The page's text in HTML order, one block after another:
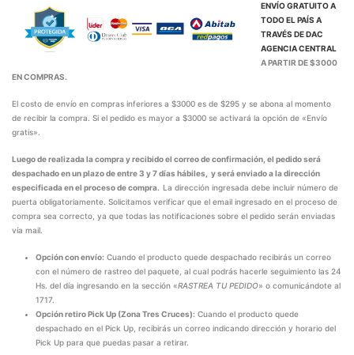
ENVÍO GRATUITO A
TODO EL PAÍS A
TRAVÉS DEDAC
AGENCIA CENTRAL
A PARTIR DE $3000
EN COMPRAS.
El costo de envío en compras inferiores a $3000 es de $295 y se abona al momento
de recibir la compra. Si el pedido es mayor a $3000 se activará la opción de «Envío
gratis».
Luego de realizada la compra y recibido el correo de confirmación, el pedido será
despachado en un plazo de entre 3 y 7 días hábiles, y será enviado a la dirección
especificada en el proceso de compra. La dirección ingresada debe incluir número de
puerta obligatoriamente. Solicitamos verificar que el email ingresado en el proceso de
compra sea correcto, ya que todas las notificaciones sobre el pedido serán enviadas
vía mail.
Opción con envío: Cuando el producto quede despachado recibirás un correo
con el número de rastreo del paquete, al cual podrás hacerle seguimiento las 24
Hs. del día ingresando en la sección «RASTREA TU PEDIDO» o comunicándote al
1717.
Opción retiro Pick Up (Zona Tres Cruces): Cuando el producto quede
despachado en el Pick Up, recibirás un correo indicando dirección y horario del
Pick Up para que puedas pasar a retirar.